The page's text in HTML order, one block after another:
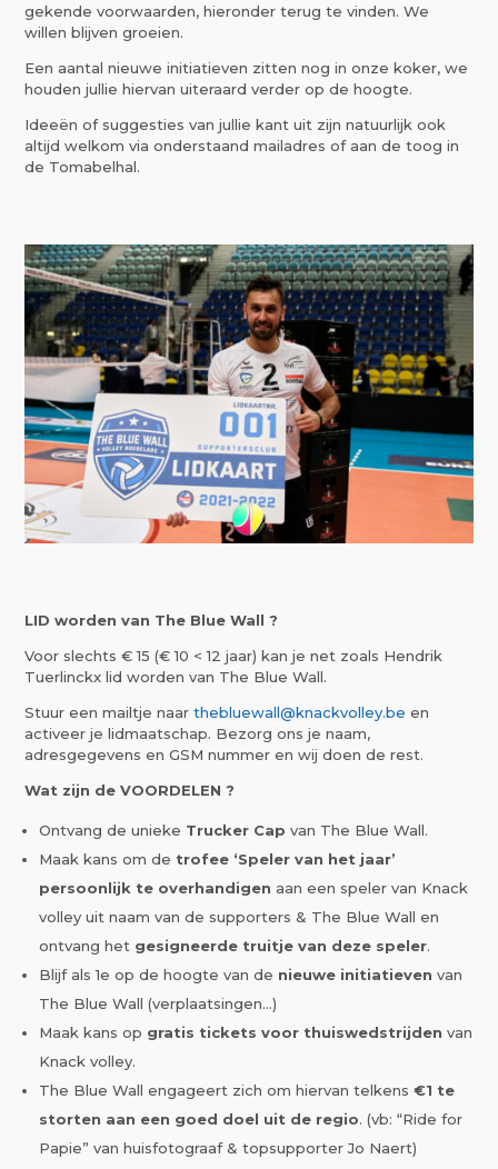
gekende voorwaarden, hieronder terug te vinden. We
willen blijven groeien.
Een aantal nieuwe initiatieven zitten nog in onze koker, we
houden jullie hiervan uiteraard verder op de hoogte.
Ideeën of suggesties van jullie kant uit zijn natuurlijk ook
altijd welkom via onderstaand mailadres of aan de toog in
de Tomabelhal.
LID worden van The Blue Wall ?
Voor slechts € 15 (€ 10 < 12 jaar) kan je net zoals Hendrik
Tuerlinckx lid worden van The Blue Wall.
Stuur een mailtje naarthebluewall@knackvolley.be en
activeer je lidmaatschap. Bezorg ons je naam,
adresgegevens en GSM nummer en wij doen de rest.
Wat zijn de VOORDELEN ?
Ontvang de unieke Trucker Cap van The Blue Wall.
Maak kans om de trofee ‘Speler van het jaar’
persoonlijk te overhandigen aan een speler van Knack
volley uit naam van de supporters & The Blue Wall en
ontvang het gesigneerde truitje van deze speler.
Blijf als 1e op de hoogte van de nieuwe initiatieven van
The Blue Wall (verplaatsingen…)
Maak kans op gratis tickets voor thuiswedstrijden van
Knack volley.
The Blue Wall engageert zich om hiervan telkens€1 te
storten aan een goed doel uit de regio. (vb: “Ride for
Papie” van huisfotograaf & topsupporter Jo Naert)